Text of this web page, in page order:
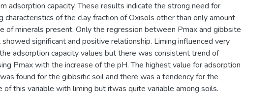
adsorption capacity. These results indicate the strong need for
characteristics of the clay fraction of Oxisols other than only amount
of minerals present. Only the regression between Pmax and gibbsite
significant and positive relationship. Liming influenced very
adsorption capacity values but there was consistent trend of
Pmax with the increase of the pH. The highest value for adsorption
found for the gibbsitic soil and there was a tendency for the
of this variable with liming but itwas quite variable among soils.